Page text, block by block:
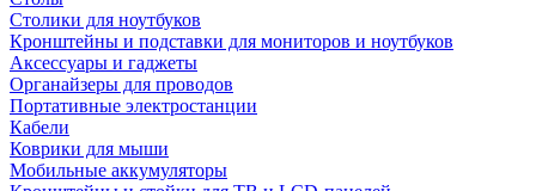
Столики для ноутбуков
Кронштейны и подставки для мониторов и ноутбуков
Аксессуары и гаджеты
Органайзеры для проводов
Портативные электростанции
Кабели
Коврики для мыши
Мобильные аккумуляторы